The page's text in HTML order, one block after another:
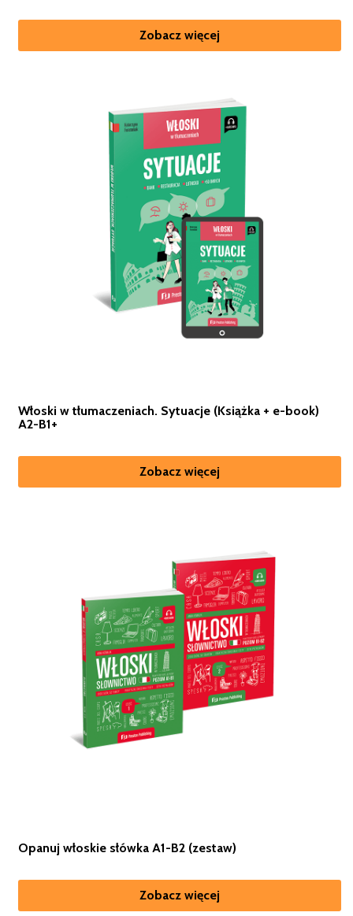
Zobacz więcej
Włoski w tłumaczeniach. Sytuacje (Książka + e-book)
A2-B1+
Zobacz więcej
Opanuj włoskie słówka A1-B2 (zestaw)
Zobacz więcej